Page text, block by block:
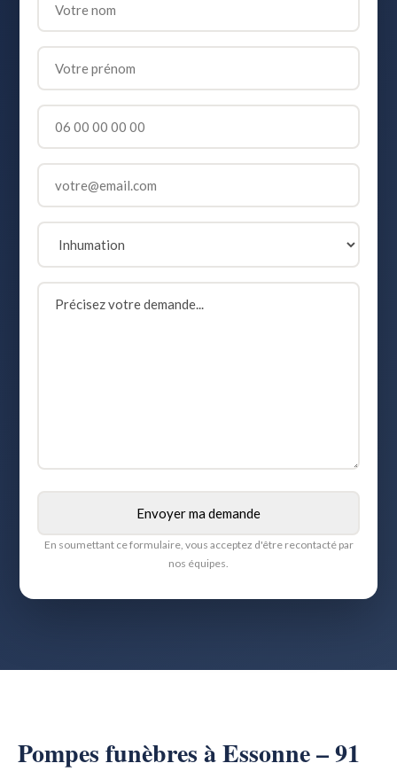
En soumettant ce formulaire, vous acceptez d'être recontacté par
nos équipes.
Pompes funèbres à Essonne – 91